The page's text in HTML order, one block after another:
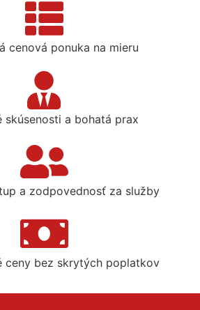
cenová ponuka na mieru
skúsenosti a bohatá prax
a zodpovednosť za služby
ceny bez skrytých poplatkov